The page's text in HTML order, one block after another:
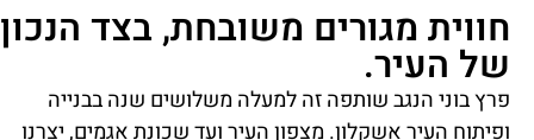
חווית מגורים משובחת, בצד הנכון
של העיר.
פרץ בוני הנגב שותפה זה למעלה משלושים שנה בבנייה
ופיתוח העיר אשקלון. מצפון העיר ועד שכונת אגמים, יצרנו